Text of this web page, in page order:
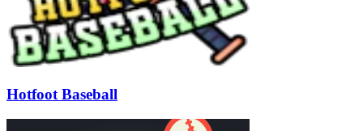
Hotfoot Baseball